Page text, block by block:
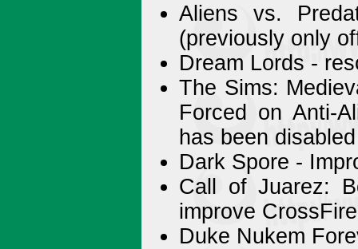
Aliens vs.
(previously only
Dream Lords -
The Sims:
Forced on Anti-
has been disabled
Dark Spore -
Call of Juarez:
improve
Duke Nukem